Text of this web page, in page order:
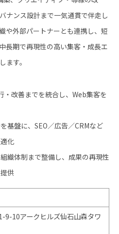
ナンス設計まで一気通貫で伴走し
や外部パートナーとも連携し、短
長期で再現性の高い集客・成長エ
ます。
・改善までを統合し、Web集客を
基盤に、SEO／広告／CRMなど
化
織体制まで整備し、成果の再現性
供
9-10アークヒルズ仙石山森タワ